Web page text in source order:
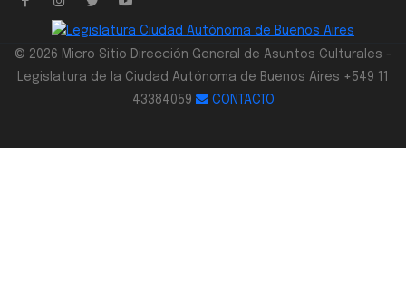
© 2026 Micro Sitio Dirección General de Asuntos Culturales -
Legislatura de la Ciudad Autónoma de Buenos Aires +549 11
43384059
CONTACTO